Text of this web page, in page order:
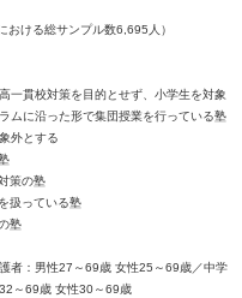
おける総サンプル数6,695人）
一貫校対策を目的とせず、小学生を対象
ムに沿った形で集団授業を行っている塾
外とする
策の塾
扱っている塾
塾
者：男性27～69歳 女性25～69歳／中学
～69歳 女性30～69歳